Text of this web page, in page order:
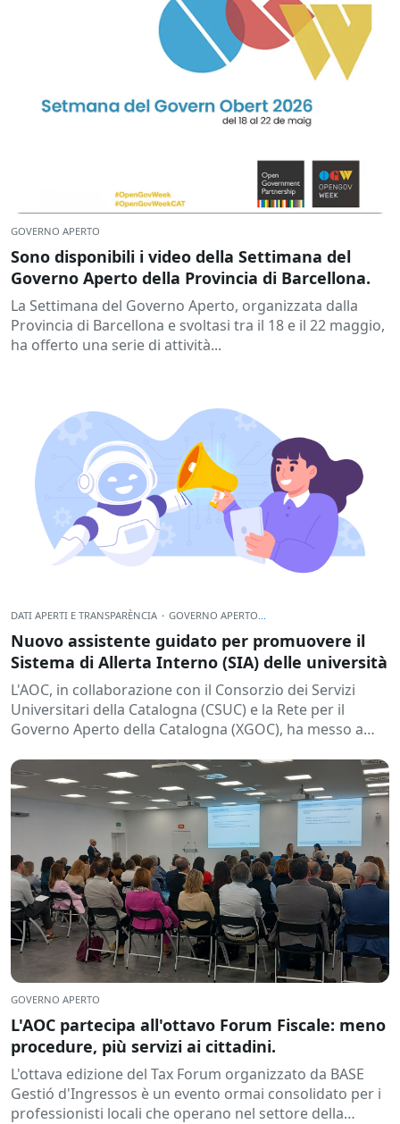
GOVERNO APERTO
Sono disponibili i video della Settimana del
Governo Aperto della Provincia di Barcellona.
La Settimana del Governo Aperto, organizzata dalla
Provincia di Barcellona e svoltasi tra il 18 e il 22 maggio,
ha offerto una serie di attività...
DATI APERTI E TRANSPARÈNCIA · GOVERNO APERTO
Nuovo assistente guidato per promuovere il
Sistema di Allerta Interno (SIA) delle università
L'AOC, in collaborazione con il Consorzio dei Servizi
Universitari della Catalogna (CSUC) e la Rete per il
Governo Aperto della Catalogna (XGOC), ha messo a
GOVERNO APERTO
L'AOC partecipa all'ottavo Forum Fiscale: meno
procedure, più servizi ai cittadini.
L'ottava edizione del Tax Forum organizzato da BASE
Gestió d'Ingressos è un evento ormai consolidato per i
professionisti locali che operano nel settore della